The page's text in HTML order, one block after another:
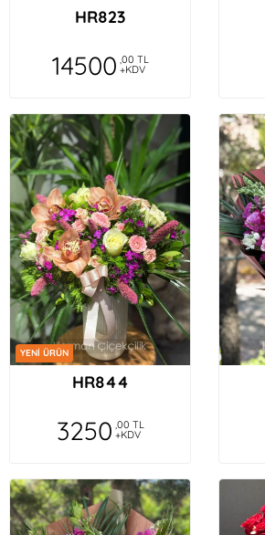
HR823
14500 ,00 TL
+KDV
YENİ ÜRÜN
HR844
3250 ,00 TL
+KDV